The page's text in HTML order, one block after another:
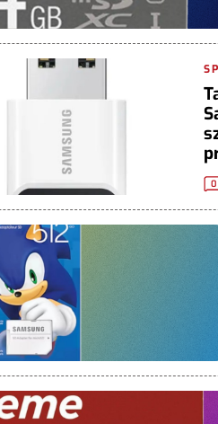
0